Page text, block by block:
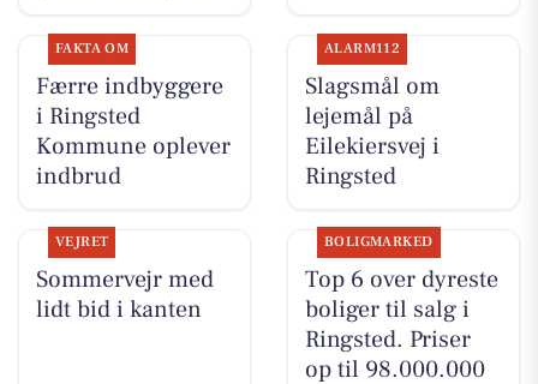
FAKTA OM
Færre indbyggere
i Ringsted
Kommune oplever
indbrud
ALARM112
Slagsmål om
lejemål på
Eilekiersvej i
Ringsted
VEJRET
Sommervejr med
lidt bid i kanten
BOLIGMARKED
Top 6 over dyreste
boliger til salg i
Ringsted. Priser
op til 98.000.000